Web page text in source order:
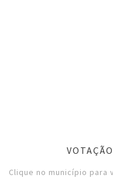
Clique no município para